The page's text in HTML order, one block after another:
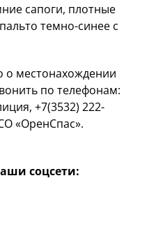
сапоги, плотные
темно-синее с
о местонахождении
по телефонам:
+7(3532) 222-
«ОренСпас».
соцсети: